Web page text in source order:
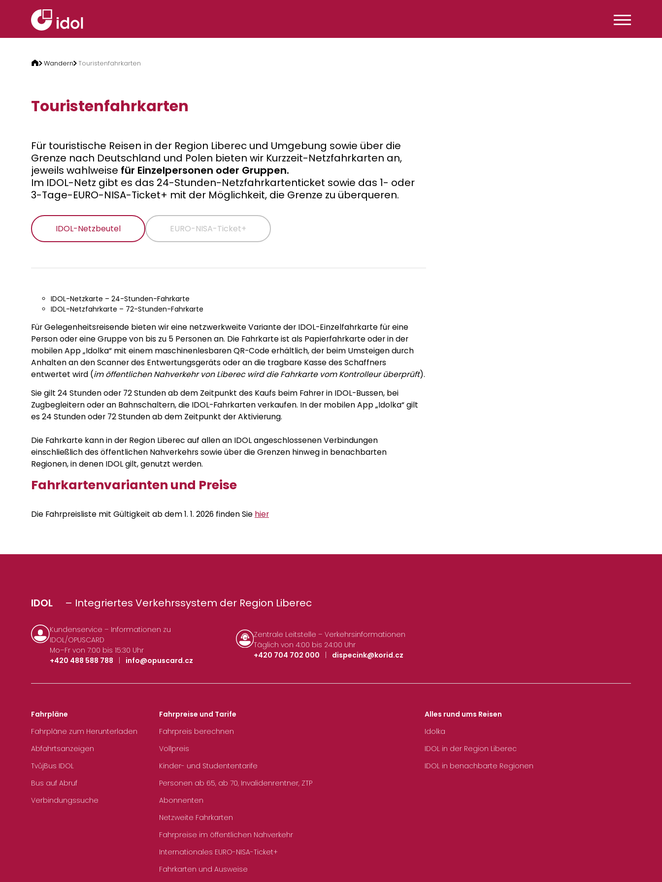
Wandern Touristenfahrkarten
Touristenfahrkarten
Für touristische Reisen in der Region Liberec und Umgebung sowie über die
Grenze nach Deutschland und Polen bieten wir Kurzzeit-Netzfahrkarten an,
jeweils wahlweise für Einzelpersonen oder Gruppen.
Im IDOL-Netz gibt es das 24-Stunden-Netzfahrkartenticket sowie das 1- oder
3-Tage-EURO-NISA-Ticket+ mit der Möglichkeit, die Grenze zu überqueren.
IDOL-Netzbeutel EURO-NISA-Ticket+
IDOL-Netzkarte – 24-Stunden-Fahrkarte
IDOL-Netzfahrkarte – 72-Stunden-Fahrkarte
Für Gelegenheitsreisende bieten wir eine netzwerkweite Variante der IDOL-Einzelfahrkarte für eine
Person oder eine Gruppe von bis zu 5 Personen an. Die Fahrkarte ist als Papierfahrkarte oder in der
mobilen App „Idolka“ mit einem maschinenlesbaren QR-Code erhältlich, der beim Umsteigen durch
Anhalten an den Scanner des Entwertungsgeräts oder an die tragbare Kasse des Schaffners
entwertet wird (im öffentlichen Nahverkehr von Liberec wird die Fahrkarte vom Kontrolleur überprüft).
Sie gilt 24 Stunden oder 72 Stunden ab dem Zeitpunkt des Kaufs beim Fahrer in IDOL-Bussen, bei
Zugbegleitern oder an Bahnschaltern, die IDOL-Fahrkarten verkaufen. In der mobilen App „Idolka“ gilt
es 24 Stunden oder 72 Stunden ab dem Zeitpunkt der Aktivierung.
Die Fahrkarte kann in der Region Liberec auf allen an IDOL angeschlossenen Verbindungen
einschließlich des öffentlichen Nahverkehrs sowie über die Grenzen hinweg in benachbarten
Regionen, in denen IDOL gilt, genutzt werden.
Fahrkartenvarianten und Preise
Die Fahrpreisliste mit Gültigkeit ab dem 1. 1. 2026 finden Sie hier
IDOL – Integriertes Verkehrssystem der Region Liberec
Kundenservice – Informationen zu
IDOL/OPUSCARD
Mo–Fr von 7:00 bis 15:30 Uhr
+420 488 588 788
| info@opuscard.cz
Zentrale Leitstelle – Verkehrsinformationen
Täglich von 4:00 bis 24:00 Uhr
+420 704 702 000
dispecink@korid.cz
Fahrpläne
Fahrpläne zum Herunterladen
Abfahrtsanzeigen
TvůjBus IDOL
Bus auf Abruf
Verbindungssuche
Fahrpreise und Tarife
Fahrpreis berechnen
Vollpreis
Kinder- und Studententarife
Personen ab 65, ab 70, Invalidenrentner, ZTP
Abonnenten
Netzweite Fahrkarten
Fahrpreise im öffentlichen Nahverkehr
Internationales EURO-NISA-Ticket+
Fahrkarten und Ausweise
Alles rund ums Reisen
Idolka
IDOL in der Region Liberec
IDOL in benachbarte Regionen